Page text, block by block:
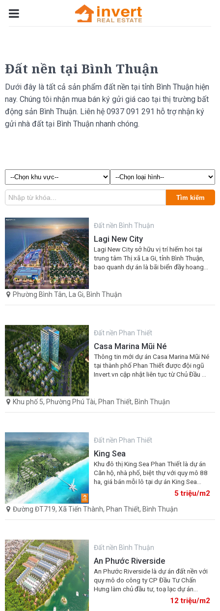
Đất nền tại Bình Thuận
Dưới đây là tất cả sản phẩm đất nền tại tỉnh Bình Thuận hiện
nay. Chúng tôi nhận mua bán ký gửi giá cao tại thị trường bất
động sản Bình Thuận. Liên hệ 0937 091 291 hỗ trợ nhận ký
gửi nhà đất tại Bình Thuận nhanh chóng.
Tìm kiếm
Đất nền Bình Thuận
Lagi New City
Lagi New City sở hữu vị trí hiếm hoi tại
trung tâm Thị xã La Gi, tỉnh Bình Thuận,
bao quanh dự án là bãi biển đầy hoang
Phường Bình Tân, La Gi, Bình Thuận
Đất nền Phan Thiết
Casa Marina Mũi Né
Thông tin mới dự án Casa Marina Mũi Né
tại thành phố Phan Thiết được đội ngũ
Invert.vn cập nhật liên tục từ Chủ Đầu Tư
Khu phố 5, Phường Phú Tài, Phan Thiết, Bình Thuận
Đất nền Phan Thiết
King Sea
Khu đô thị King Sea Phan Thiết là dự án
Căn hộ, nhà phố, biệt thự với quy mô 88
ha, giá bán mỗi lô tại dự án King Sea
5 triệu/m2
Đường ĐT719, Xã Tiến Thành, Phan Thiết, Bình Thuận
Đất nền Bình Thuận
An Phước Riverside
An Phước Riverside là dự án đất nền với
quy mô do công ty CP Đầu Tư Chấn
Hưng làm chủ đầu tư, toạ lạc dự án
thuộc Xã Hàm Thắng, Huyện Hàm Thuận
Bắc, Bình Thuận. cách quốc lộ 1A chỉ
12 triệu/m2